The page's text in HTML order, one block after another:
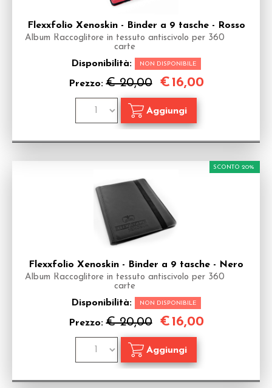
Flexxfolio Xenoskin - Binder a 9 tasche - Rosso
Album Raccoglitore in tessuto antiscivolo per 360
carte
Disponibilità: NON DISPONIBILE
Prezzo:€ 20,00 €16,00
Flexxfolio Xenoskin - Binder a 9 tasche - Nero
Album Raccoglitore in tessuto antiscivolo per 360
carte
Disponibilità: NON DISPONIBILE
Prezzo:€ 20,00
SCONTO 20%
€16,00